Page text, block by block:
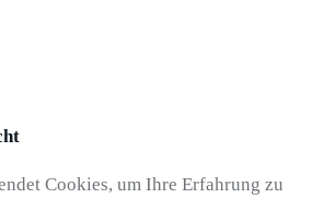
Cookies, um Ihre Erfahrung zu